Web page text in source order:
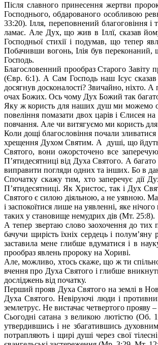
Після славного принесення жертви
Господнього, обдарованого особливою
33:20). Ілля, переповнений благоговіння і
ламає. Але Дух, що жив в Іллї, сказав
Господньої стихії і подумав, що тепер
Побачивши вогонь, Ілія був
Господь.
Благословенний прообраз Старого
(Євр. 6:1). А Сам Господь наш Ісус
досягнув досконалості? Звичайно, ніхто. А
очах Божих. Ось чому Дух Божий так
Яку ж користь для наших душ ми можемо
повеління помазати двох царів і Єлисея
повчання. Але чи витягуємо ми користь
Коли дощі благословіння почали
хрещення Духом Святим. А душі, що йдуть
Святого, вони ожорсточено все
П’ятидесятниці від Духа Святого. А
виправити погляди одних та інших. Бо в
Спочатку скажу тим, хто заперечує дії
П’ятидесятниці. Як Христос, так і Дух
Святого є силою діяльною, а не уявною.
і заспокоїтися лише на уявленні, яке
таких у становище немудрих дів (Мт. 25:8).
А тепер звертаю слово заохочення до
бачучи щирість їхніх сердець і
заставила мене глибше вдуматися і в
прообраз явлень пророку на Хориві.
Але, можливо, хтось скаже, що ж ти
вчення про Духа Святого і глибше
досліджень від початку.
Перший прояв Духа Святого на землі в
Духа Святого. Невіруючі люди і
землетрус. Не вистачає четвертого прояву
Сьогодні сатана з великою лютістю (Об.
утвердившись і не збагатившись
потрапляють і щирі душі через свої